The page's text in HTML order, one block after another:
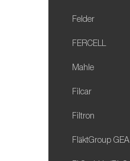
Felder
FERCELL
Mahle
Filcar
Filtron
FläktGroup GEA